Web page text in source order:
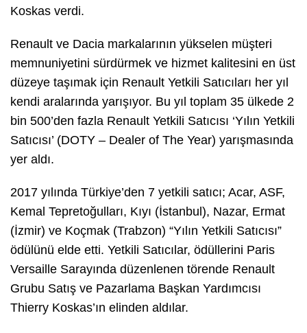
Koskas verdi.
Renault ve Dacia markalarının yükselen müşteri
memnuniyetini sürdürmek ve hizmet kalitesini en üst
düzeye taşımak için Renault Yetkili Satıcıları her yıl
kendi aralarında yarışıyor. Bu yıl toplam 35 ülkede 2
bin 500’den fazla Renault Yetkili Satıcısı ‘Yılın Yetkili
Satıcısı’ (DOTY – Dealer of The Year) yarışmasında
yer aldı.
2017 yılında Türkiye’den 7 yetkili satıcı; Acar, ASF,
Kemal Tepretoğulları, Kıyı (İstanbul), Nazar, Ermat
(İzmir) ve Koçmak (Trabzon) “Yılın Yetkili Satıcısı”
ödülünü elde etti. Yetkili Satıcılar, ödüllerini Paris
Versaille Sarayında düzenlenen törende Renault
Grubu Satış ve Pazarlama Başkan Yardımcısı
Thierry Koskas’ın elinden aldılar.